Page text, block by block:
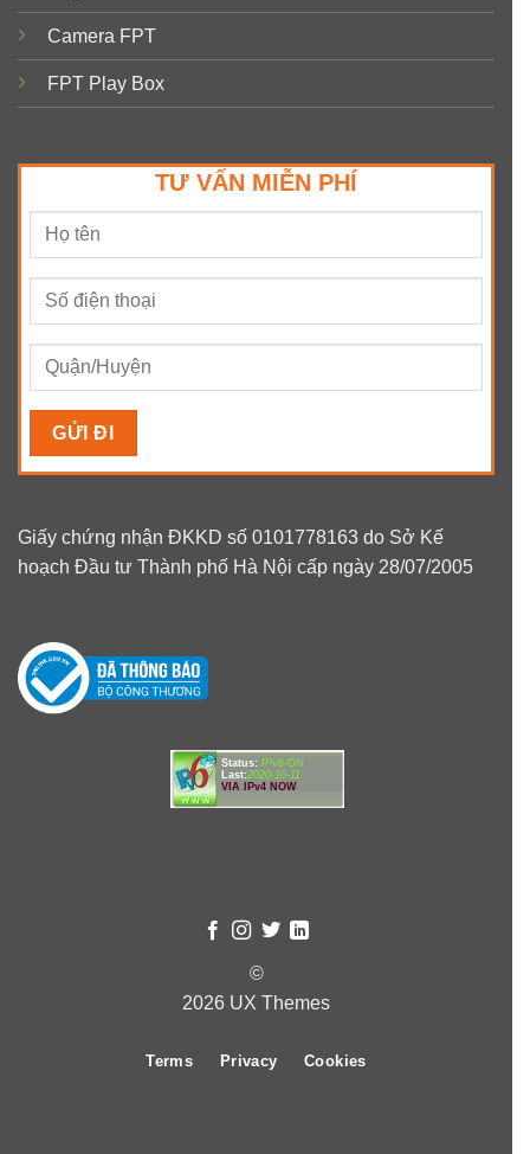
Camera FPT
FPT Play Box
TƯ VẤN MIỄN PHÍ
Giấy chứng nhận ĐKKD số 0101778163 do Sở Kế
hoạch Đầu tư Thành phố Hà Nội cấp ngày 28/07/2005
Status: IPv6-ON
Last:2020-10-11
VIA IPv4 NOW
©
2026 UX Themes
Terms Privacy Cookies